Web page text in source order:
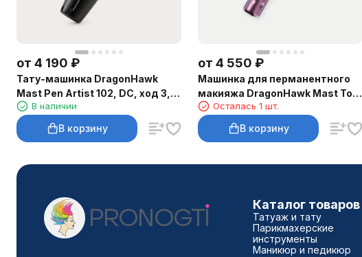
от 4 190 ₽
Тату-машинка DragonHawk
Mast Pen Artist 102, DC, ход 3,5
ммВ наличии
В корзину
от 4 550 ₽
Машинка для перманентного
макияжа DragonHawk Mast Tour
Air, RCA, ход 2,3 мм
Осталась 1 шт.
В корзину
Каталог товаров
Татуаж и тату
Парикмахерские
инструменты
Маникюр и педикюр